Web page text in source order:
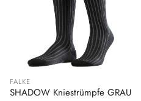
FALKE
SHADOW Kniestrümpfe GRAU